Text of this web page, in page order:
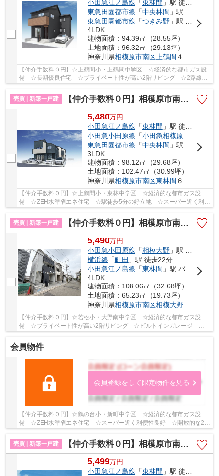
小田急江ノ島線 「 東林間 」駅 徒歩13分
東急田園都市線 「中央林間 」駅 徒歩17分
東急田園都市線 「つきみ野」駅 徒歩19分
4LDK
建物面積：94.39㎡（28.55坪）
土地面積：96.32㎡（29.13坪）
神奈川県相模原市南区上鶴間 ４丁目
【仲介手数料０円】☆上鶴間小・上鶴間中学区 ☆経済的な都市ガス設
備 ☆長期優良住宅 ☆プライベート性が高い2階リビング ☆2路線2
売買 | 新築一戸建
【仲介手数料０円】相模原市南区東林間6丁目 新築一戸建て 全3棟
5,480万円
小田急江ノ島線 「東林間 」駅 徒歩5分
小田急小田原線 「小田急相模原」駅 徒歩
東急田園都市線 「中央林間 」駅 徒歩22分
3LDK
建物面積：98.12㎡（29.68坪）
土地面積：102.47㎡（30.99坪）
神奈川県相模原市南区東林間 ６丁目
【仲介手数料０円】☆上鶴間小・東林中学区 ☆経済的な都市ガス設
備 ☆ZEH水準省エネ住宅 ☆駅徒歩5分の好立地 ☆スーパー近く利便
性良好 ☆収納豊富な間取り♪ 【相模原市南区の新築一...
売買 | 新築一戸建
【仲介手数料０円】相模原市南区相模大野1丁目1期 新築一戸建て 全2棟
5,490万円
小田急小田原線 「相模大野」駅 徒歩15分
横浜線 「町田 」駅 徒歩22分
小田急江ノ島線 「東林間 」駅 バス3分 「相模大野駅南口」 停歩20分
4LDK
建物面積：108.06㎡（32.68坪）
土地面積：65.23㎡（19.73坪）
神奈川県相模原市南区相模大野１丁目
【仲介手数料０円】☆若松小・大野南中学区 ☆経済的な都市ガス設
備 ☆プライベート性が高い2階リビング ☆ビルトインガレージ
☆ZEH水準省エネ住宅 ☆収納スペース豊富♪ 【相模原市中...
会員物件
会員登録をして限定物件を見る
【仲介手数料０円】☆鶴の台小・新町中学区 ☆経済的な都市ガス設
備 ☆ZEH水準省エネ住宅 ☆スーパー近く利便性良好 ☆開放的な2階
リビング ☆閑静な住宅街♪ 【相模原市南区の新築一戸...
売買 | 新築一戸建
【仲介手数料０円】相模原市南区上鶴間13期 新築一戸建て 全2棟
5,499万円
小田急江ノ島線 「東林間 」駅 徒歩14分